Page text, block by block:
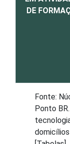
DE
Fonte:
Ponto